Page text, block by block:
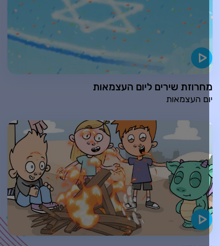
שירים ליום העצמאות
העצמאות